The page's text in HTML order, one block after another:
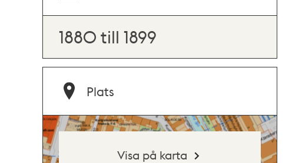
1880 till 1899
Plats
Visa på karta